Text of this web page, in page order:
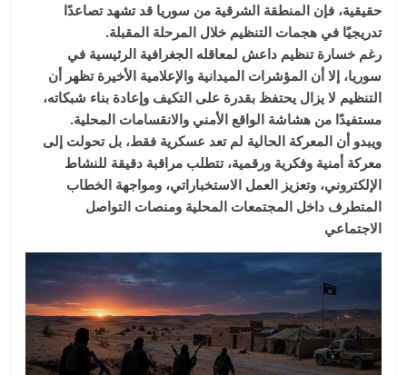
حقيقية، فإن المنطقة الشرقية من سوريا قد تشهد تصاعدًا
تدريجيًا في هجمات التنظيم خلال المرحلة المقبلة.
رغم خسارة تنظيم داعش لمعاقله الجغرافية الرئيسية في
سوريا، إلا أن المؤشرات الميدانية والإعلامية الأخيرة تظهر أن
التنظيم لا يزال يحتفظ بقدرة على التكيف وإعادة بناء شبكاته،
مستفيدًا من هشاشة الواقع الأمني والانقسامات المحلية.
ويبدو أن المعركة الحالية لم تعد عسكرية فقط، بل تحولت إلى
معركة أمنية وفكرية ورقمية، تتطلب مراقبة دقيقة للنشاط
الإلكتروني، وتعزيز العمل الاستخباراتي، ومواجهة الخطاب
المتطرف داخل المجتمعات المحلية ومنصات التواصل
الاجتماعي